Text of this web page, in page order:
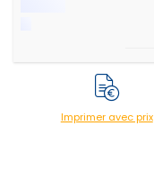
Imprimer avec prix